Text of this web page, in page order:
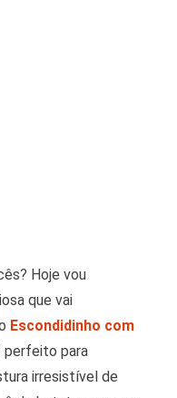
Hoje vou
que vai
Escondidinho com
perfeito para
irresistível de